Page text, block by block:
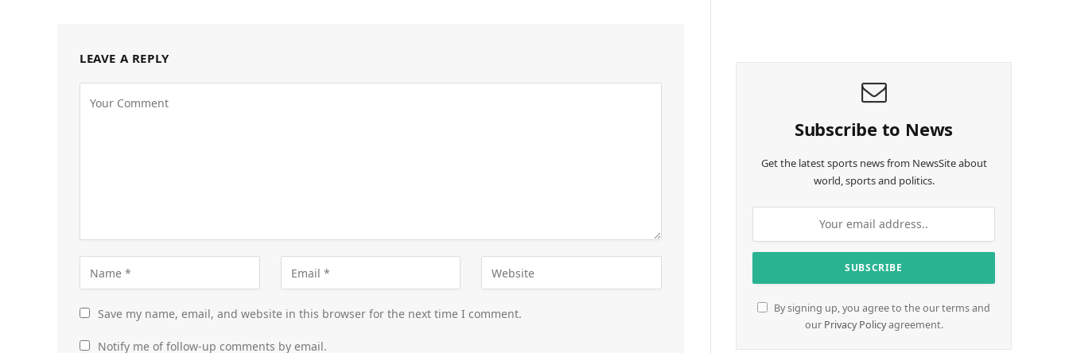
LEAVE A REPLY
Save my name, email, and website in this browser for the next time I comment.
Notify me of follow-up comments by email.
Subscribe to News
Get the latest sports news from NewsSite about
world, sports and politics.
By signing up, you agree to the our terms and
our Privacy Policyagreement.